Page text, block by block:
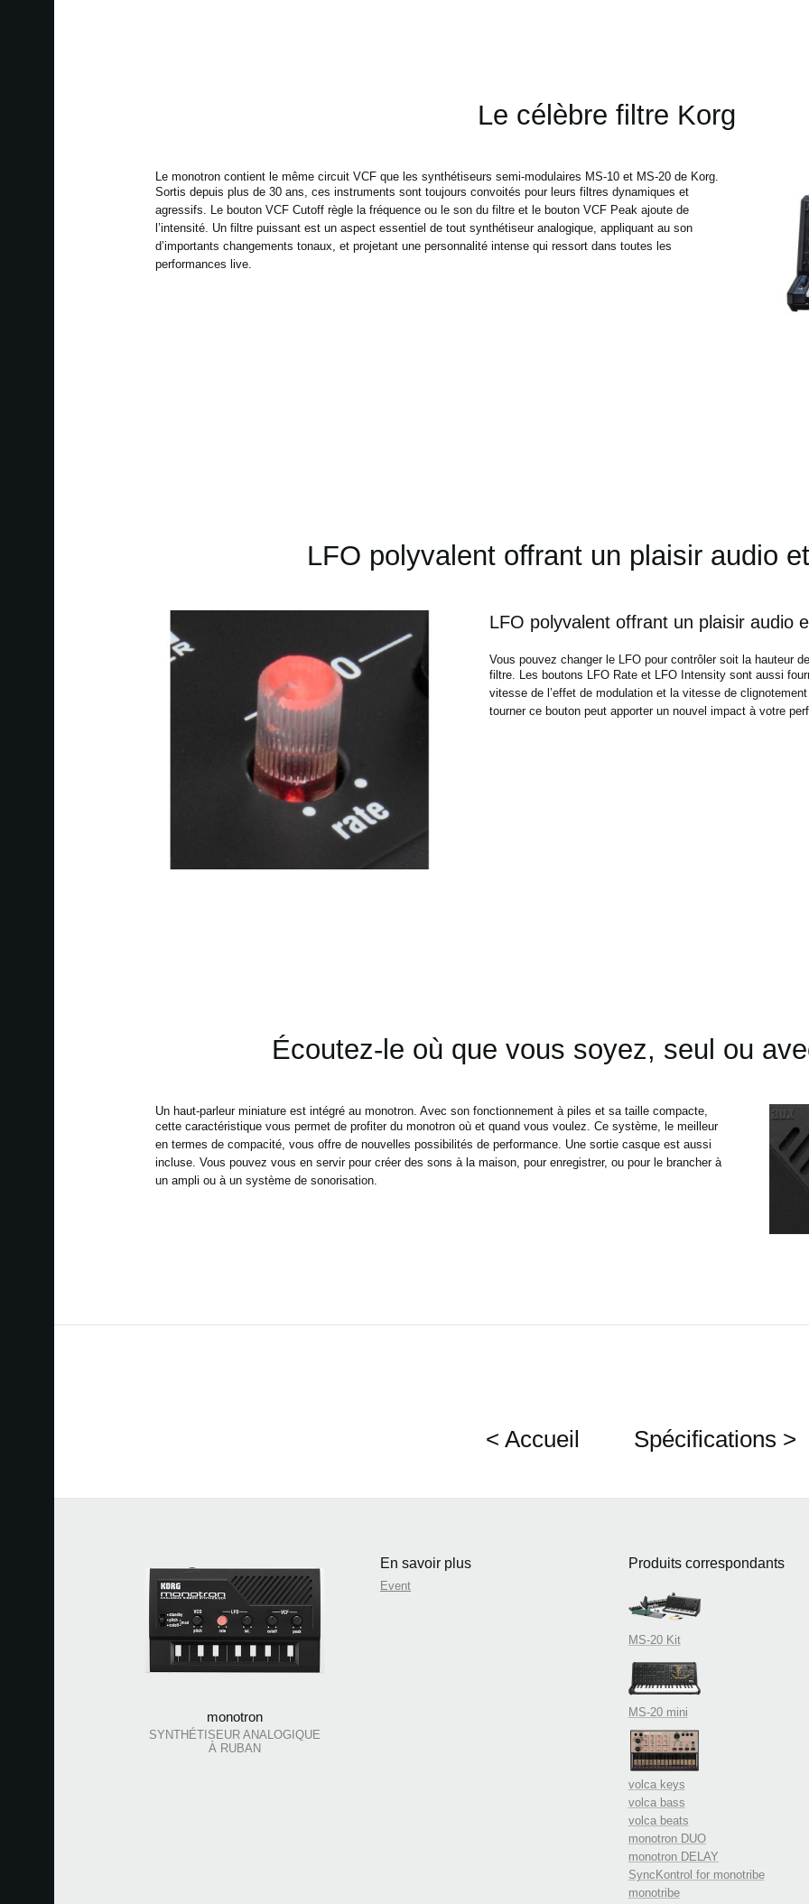
Le célèbre filtre Korg
Le monotron contient le même circuit VCF que les synthétiseurs semi-modulaires MS-10 et MS-20 de Korg.
Sortis depuis plus de 30 ans, ces instruments sont toujours convoités pour leurs filtres dynamiques et
agressifs. Le bouton VCF Cutoff règle la fréquence ou le son du filtre et le bouton VCF Peak ajoute de
l’intensité. Un filtre puissant est un aspect essentiel de tout synthétiseur analogique, appliquant au son
d’importants changements tonaux, et projetant une personnalité intense qui ressort dans toutes les
performances live.
LFO polyvalent offrant un plaisir audio
LFO polyvalent offrant un plaisir audio
Vous pouvez changer le LFO pour contrôler soit la hauteur
filtre. Les boutons LFO Rate et LFO Intensity sont aussi
vitesse de l’effet de modulation et la vitesse de
tourner ce bouton peut apporter un nouvel impact à votre
Écoutez-le où que vous soyez, seul ou
Un haut-parleur miniature est intégré au monotron. Avec son fonctionnement à piles et sa taille compacte,
cette caractéristique vous permet de profiter du monotron où et quand vous voulez. Ce système, le meilleur
en termes de compacité, vous offre de nouvelles possibilités de performance. Une sortie casque est aussi
incluse. Vous pouvez vous en servir pour créer des sons à la maison, pour enregistrer, ou pour le brancher à
un ampli ou à un système de sonorisation.
< Accueil Spécifications >
monotron
SYNTHÉTISEUR ANALOGIQUE
À RUBAN
En savoir plus
Event
Produits correspondants
MS-20 Kit
MS-20 mini
volca keys
volca bass
volca beats
monotron DUO
monotron DELAY
SyncKontrol for monotribe
monotribe